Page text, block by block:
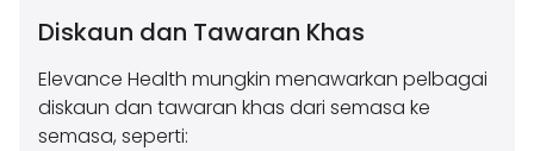
Diskaun dan Tawaran Khas
Elevance Health mungkin menawarkan pelbagai
diskaun dan tawaran khas dari semasa ke
semasa, seperti: